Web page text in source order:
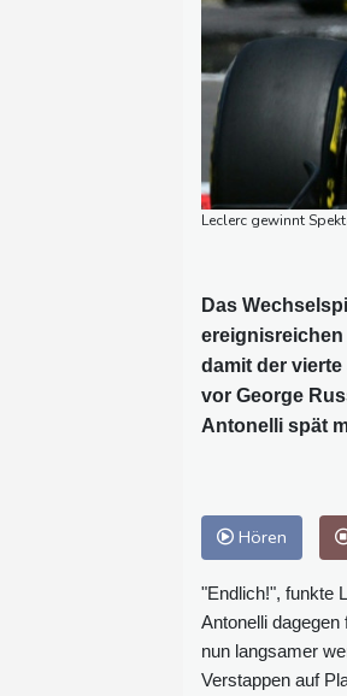
Leclerc gewinnt
Das
damit der
vor George
Antonelli spät
Hören
"Endlich!", funkte
Antonelli
nun langsamer
Verstappen auf